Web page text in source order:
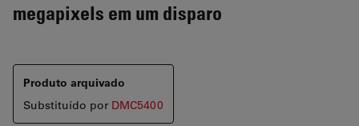
megapixels em um disparo
Produto arquivado
Substituído por DMC5400